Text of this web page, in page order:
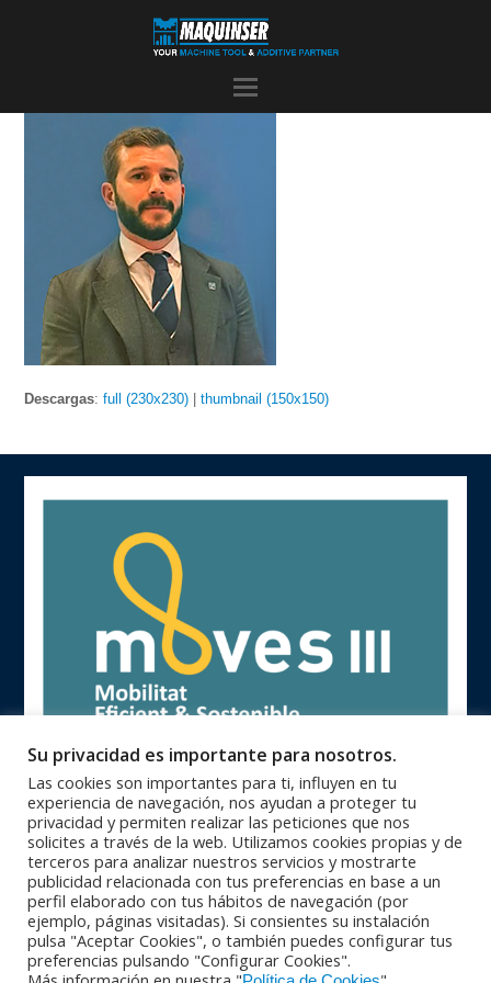
Descargas:full (230x230) |thumbnail (150x150)
Oficinas Centrales 93 846 62 28 |Zona Catalunya 93 840 71 25 |
Zona Centro 91 364 10 08 |Zona Norte 94 623 28 46 |
Zona Sur 95 564 26 92 |PORTUGAL
+351 229 42 65 33
© Copyright 2016 - Maquinser , S.A. |Aviso Legal
Política de
privacidad|Política de calidad |Condiciones Generales de Venta |
Su privacidad es importante para nosotros.
Las cookies son importantes para ti, influyen en tu
experiencia de navegación, nos ayudan a proteger tu
privacidad y permiten realizar las peticiones que nos
solicites a través de la web. Utilizamos cookies propias y de
terceros para analizar nuestros servicios y mostrarte
publicidad relacionada con tus preferencias en base a un
perfil elaborado con tus hábitos de navegación (por
ejemplo, páginas visitadas). Si consientes su instalación
pulsa "Aceptar Cookies", o también puedes configurar tus
preferencias pulsando "Configurar Cookies".